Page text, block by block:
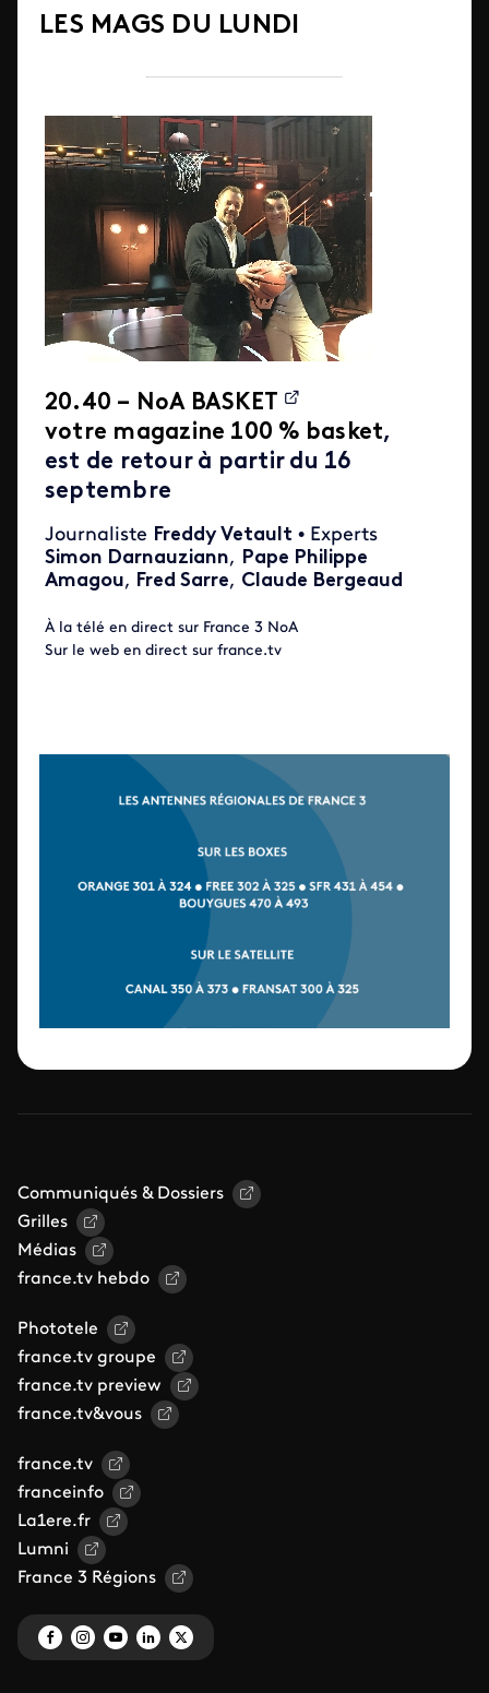
LES MAGS DU LUNDI
20.40 – NoA BASKET
votre magazine 100 % basket,
est de retour à partir du 16
septembre
Journaliste Freddy Vetault • Experts
Simon Darnauziann, Pape Philippe
Amagou, Fred Sarre, Claude Bergeaud
À la télé en direct sur France 3 NoA
Sur le web en direct sur france.tv
Communiqués & Dossiers
Grilles
Médias
france.tv hebdo
Phototele
france.tv groupe
france.tv preview
france.tv&vous
france.tv
franceinfo
La1ere.fr
Lumni
France 3 Régions